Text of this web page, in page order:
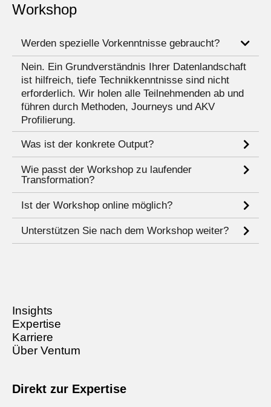
Workshop
Werden spezielle Vorkenntnisse gebraucht?
Nein. Ein Grundverständnis Ihrer Datenlandschaft
ist hilfreich, tiefe Technikkenntnisse sind nicht
erforderlich. Wir holen alle Teilnehmenden ab und
führen durch Methoden, Journeys und AKV
Profilierung.
Was ist der konkrete Output?
Wie passt der Workshop zu laufender
Transformation?
Ist der Workshop online möglich?
Unterstützen Sie nach dem Workshop weiter?
Insights
Expertise
Karriere
Über Ventum
Direkt zur Expertise